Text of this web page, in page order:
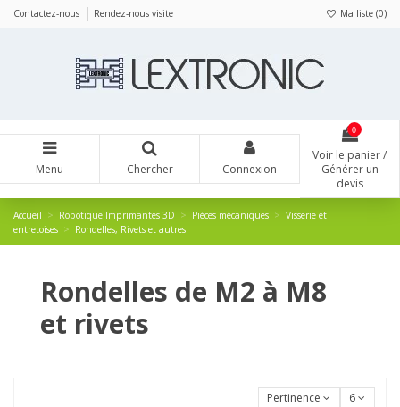
Contactez-nous Rendez-nous visite Ma liste (0)
Menu Chercher Connexion
0
Voir le panier /
Générer un
devis
Accueil Robotique Imprimantes 3D Pièces mécaniques
Visserie et
entretoises
Rondelles, Rivets et autres
Rondelles de M2 à M8
et rivets
Pertinence 6
Panneau de gestion des cookies